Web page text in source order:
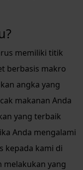
memiliki titik
berbasis makro
angka yang
makanan Anda
yang terbaik
Anda mengalami
kepada kami di
melakukan yang